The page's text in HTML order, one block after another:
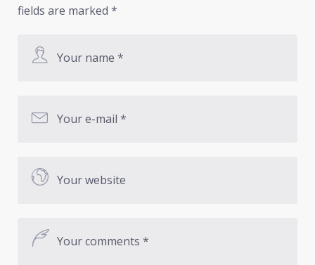
fields are marked *